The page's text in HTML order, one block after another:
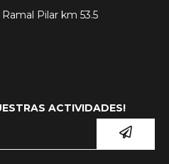
Pilar km 53.5
ACTIVIDADES!